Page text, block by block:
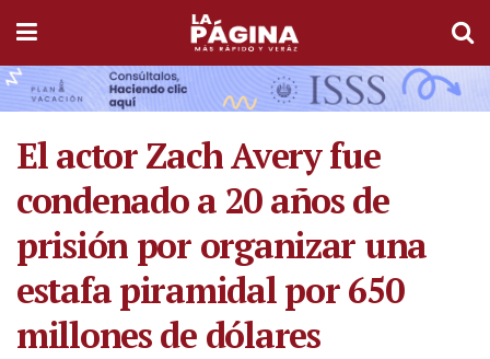
El actor Zach Avery fue
condenado a 20 años de
prisión por organizar una
estafa piramidal por 650
millones de dólares